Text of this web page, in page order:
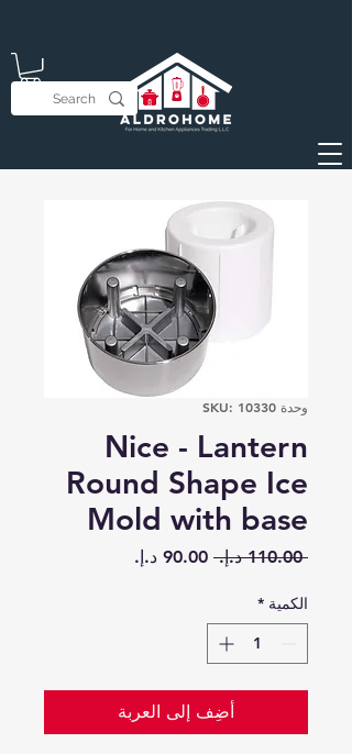
وحدة SKU: 10330
Nice - Lantern
Round Shape Ice
Mold with base
‏110.00 د.إ.‏
سعر
الكمية *
أضِف إلى العربة